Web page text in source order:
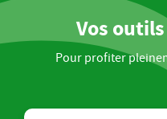
Vos
Pour profiter